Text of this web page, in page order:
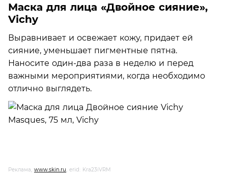
Маска для лица «Двойное сияние»,
Vichy
Выравнивает и освежает кожу, придает ей
сияние, уменьшает пигментные пятна.
Наносите один-два раза в неделю и перед
важными мероприятиями, когда необходимо
отлично выглядеть.
Реклама, www.skin.ru, erid: Kra23iVRM